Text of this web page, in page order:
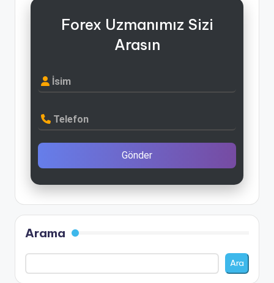
Forex Uzmanımız Sizi
Arasın
İsim
Telefon
Gönder
Arama
Ara